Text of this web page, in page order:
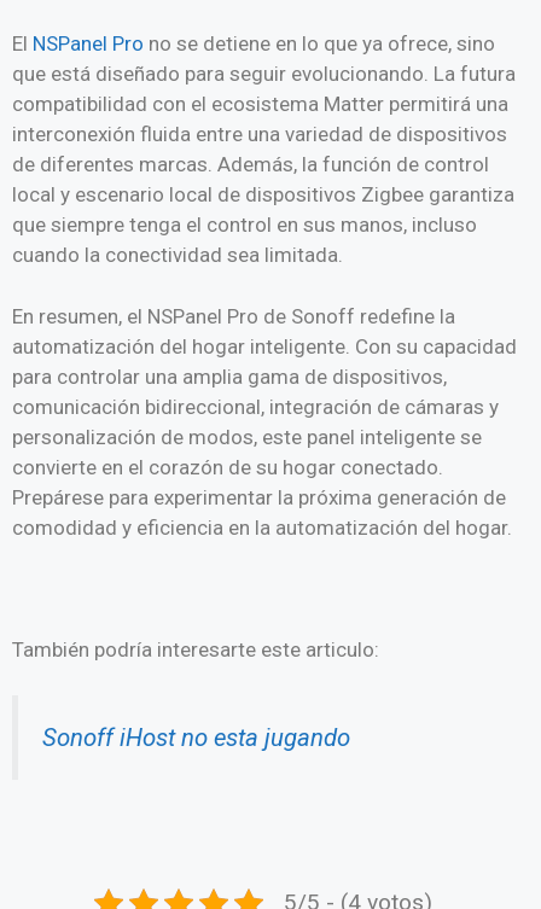
El NSPanel Pro no se detiene en lo que ya ofrece, sino
que está diseñado para seguir evolucionando. La futura
compatibilidad con el ecosistema Matter permitirá una
interconexión fluida entre una variedad de dispositivos
de diferentes marcas. Además, la función de control
local y escenario local de dispositivos Zigbee garantiza
que siempre tenga el control en sus manos, incluso
cuando la conectividad sea limitada.
En resumen, el NSPanel Pro de Sonoff redefine la
automatización del hogar inteligente. Con su capacidad
para controlar una amplia gama de dispositivos,
comunicación bidireccional, integración de cámaras y
personalización de modos, este panel inteligente se
convierte en el corazón de su hogar conectado.
Prepárese para experimentar la próxima generación de
comodidad y eficiencia en la automatización del hogar.
También podría interesarte este articulo:
Sonoff iHost no esta jugando
5/5 - (4 votos)